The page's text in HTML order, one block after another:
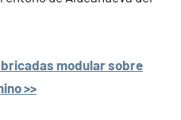
modular sobre
>>